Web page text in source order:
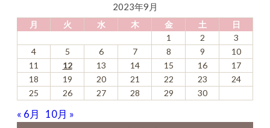
2023年9月
月 火 水 木 金 土
日
1
2
3
4
5 6 7 8 9
10
11
12 13 14 15 16
17
18
19 20 21 22 23
24
25
26 27 28 29 30
« 6月
10月 »